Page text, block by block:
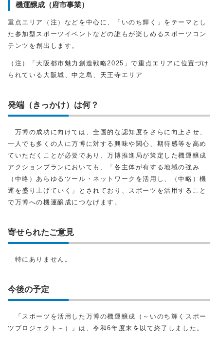
機運醸成（府市事業）
重点エリア（注）などを中心に、「いのち輝く」をテーマとし
た参加型スポーツイベントなどの誰もが楽しめるスポーツコン
テンツを創出します。
（注）「大阪都市魅力創造戦略2025」で重点エリアに位置づけ
られている大阪城、中之島、天王寺エリア
発端（きっかけ）は何？
万博の成功に向けては、全国的な認知度をさらに向上させ、
一人でも多くの人に万博に対する興味や関心、期待感等を高め
ていただくことが必要であり、万博推進局が策定した機運醸成
アクションプランにおいても、「各主体が有する地域の強み
（中略）あらゆるツール・ネットワークを活用し、（中略）機
運を盛り上げていく」とされており、スポーツを活用すること
で万博への機運醸成につなげます。
寄せられたご意見
特にありません。
今後の予定
「スポーツを活用した万博の機運醸成（～いのち輝くスポー
ツプロジェクト～）」は、令和6年度末を以て終了しました。